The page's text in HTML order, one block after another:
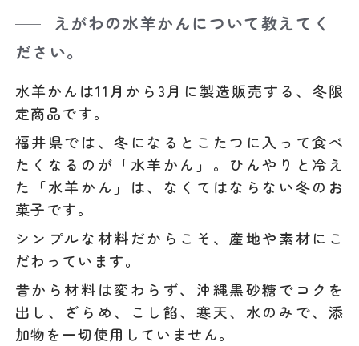
えがわの水羊かんについて教えてく
ださい。
水羊かんは11月から3月に製造販売する、冬限
定商品です。
福井県では、冬になるとこたつに入って食べ
たくなるのが「水羊かん」。ひんやりと冷え
た「水羊かん」は、なくてはならない冬のお
菓子です。
シンプルな材料だからこそ、産地や素材にこ
だわっています。
昔から材料は変わらず、沖縄黒砂糖でコクを
出し、ざらめ、こし餡、寒天、水のみで、添
加物を一切使用していません。